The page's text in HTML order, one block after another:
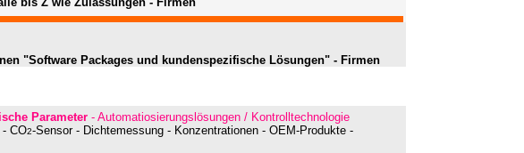
"Software Packages und kundenspezifische Lösungen" - Firmen
Parameter - Automatiosierungslösungen / Kontrolltechnologie
CO2-Sensor - Dichtemessung - Konzentrationen - OEM-Produkte -